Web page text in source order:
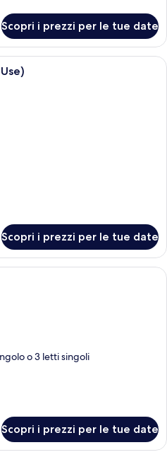
Scopri i prezzi per le tue date
Scopri i prezzi per le tue date
Camera d'albergo con due letti, una
o 3 letti singoli
Scopri i prezzi per le tue date